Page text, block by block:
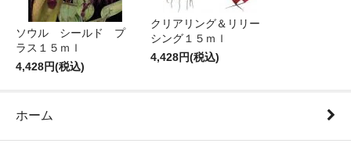
ソウル シールド プ
ラス１５ｍｌ
4,428円(税込)
クリアリング＆リリー
シング１５ｍｌ
4,428円(税込)
ホーム